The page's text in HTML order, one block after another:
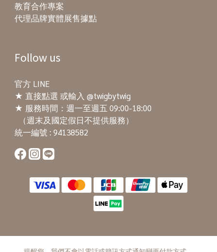
教育合作專案
代理品牌實體展售據點
Follow us
官方 LINE
★ 直接點選 或輸入 @twigbytwig
★ 服務時間：週一至週五 09:00-18:00
（週末及國定假日不提供服務）
統一編號 : 94138582